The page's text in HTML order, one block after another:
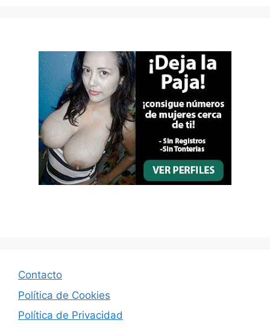
Contacto
Política de Cookies
Política de Privacidad